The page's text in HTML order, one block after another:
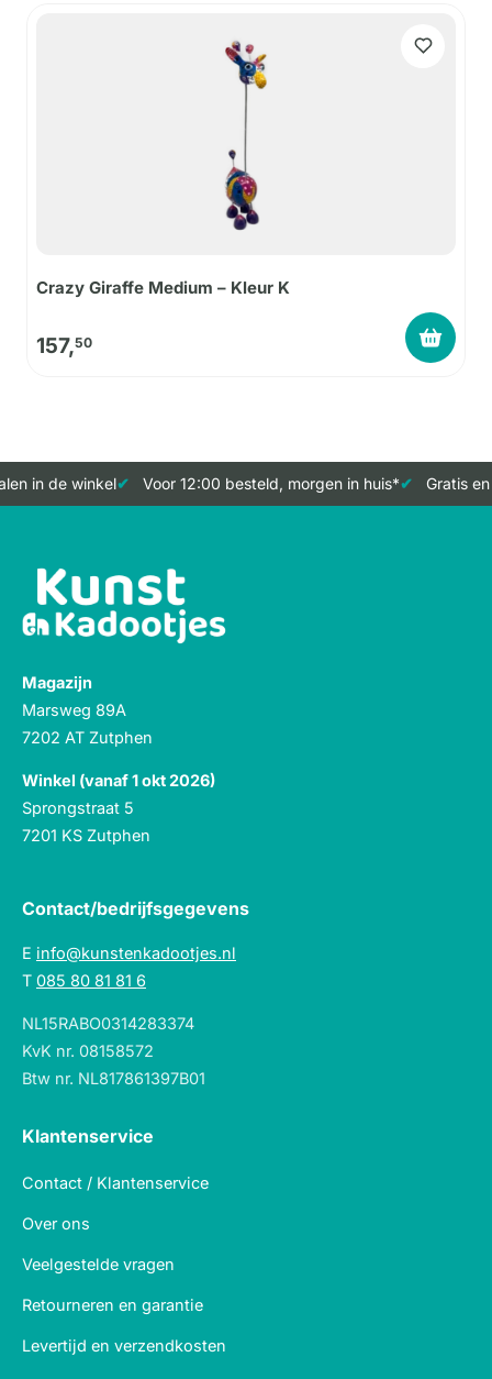
Crazy Giraffe Medium – Kleur K
157,50
in de winkel Voor 12:00 besteld, morgen in huis* Gratis
Magazijn
Marsweg 89A
7202 AT Zutphen
Winkel (vanaf 1 okt 2026)
Sprongstraat 5
7201 KS Zutphen
Contact/bedrijfsgegevens
E info@kunstenkadootjes.nl
T 085 80 81 81 6
NL15RABO0314283374
KvK nr. 08158572
Btw nr. NL817861397B01
Klantenservice
Contact / Klantenservice
Over ons
Veelgestelde vragen
Retourneren en garantie
Levertijd en verzendkosten